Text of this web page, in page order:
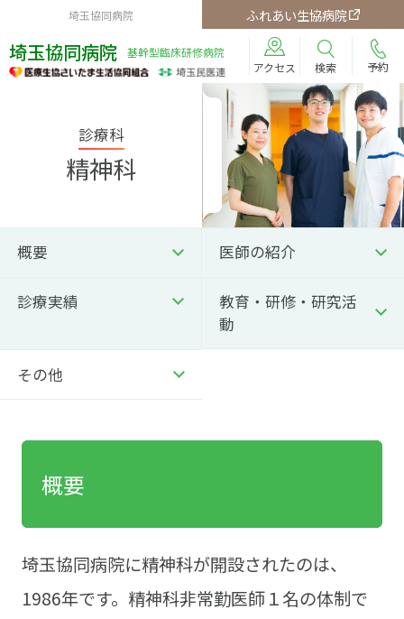
埼玉協同病院 ふれあい生協病院
埼玉協同病院
基幹型臨床研修病院
アクセス
検索 予約
診療科
精神科
概要 医師の紹介
診療実績
教育・研修・研究活
動
その他
概要
埼玉協同病院に精神科が開設されたのは、
1986年です。精神科非常勤医師１名の体制で